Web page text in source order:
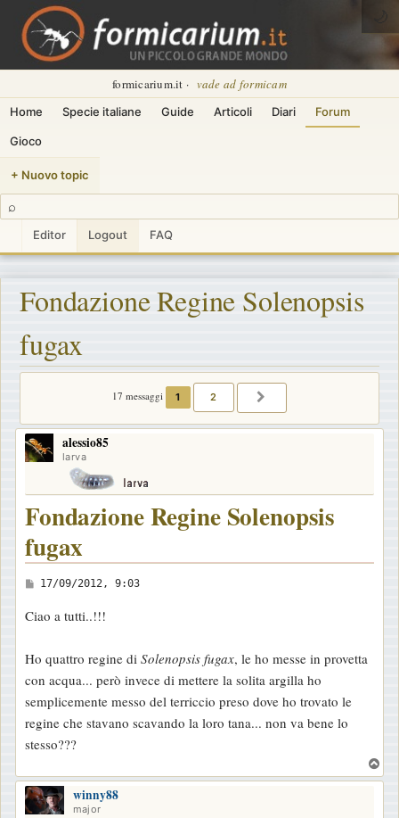
formicarium.it · vade ad formicam
Home Specie italiane Guide Articoli Diari Forum
Gioco
+ Nuovo topic
⌕
Editor Logout FAQ
🌙
Fondazione Regine Solenopsis
fugax
17 messaggi 1 2
alessio85
larva
Fondazione Regine Solenopsis
fugax
M
s
a
g
g
i
o
17/09/2012, 9:03
Ciao a tutti..!!!
Ho quattro regine di Solenopsis fugax, le ho messe in provetta
con acqua... però invece di mettere la solita argilla ho
semplicemente messo del terriccio preso dove ho trovato le
regine che stavano scavando la loro tana... non va bene lo
stesso???
o
winny88
major